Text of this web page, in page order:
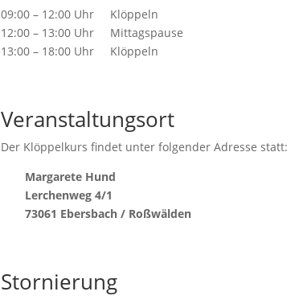
09:00 – 12:00 Uhr Klöppeln
12:00 – 13:00 Uhr Mittagspause
13:00 – 18:00 Uhr Klöppeln
Veranstaltungsort
Der Klöppelkurs findet unter folgender Adresse statt:
Margarete Hund
Lerchenweg 4/1
73061 Ebersbach / Roßwälden
Stornierung